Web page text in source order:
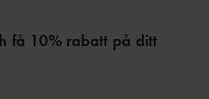
få 10% rabatt på ditt